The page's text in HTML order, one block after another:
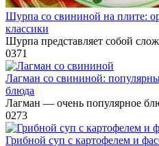
Шурпа со свининой на плите:
классики
Шурпа представляет собой
0371
Лагман со свининой:
блюда
Лагман — очень популярное
0273
Грибной суп с картофелем и